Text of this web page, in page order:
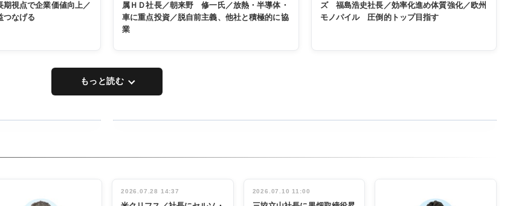
視点で企業価値向上／
つなげる
属ＨＤ社長／朝来野 修一氏／放熱・半導体・
車に重点投資／脱自前主義、他社と積極的に協
業
ズ 福島浩史社長／効率化進め体質強化／欧州
モノパイル 圧倒的トップ目指す
もっと読む
念祝う 業界
関係者ら220
2026.07.28 14:37 2026.07.10 11:00